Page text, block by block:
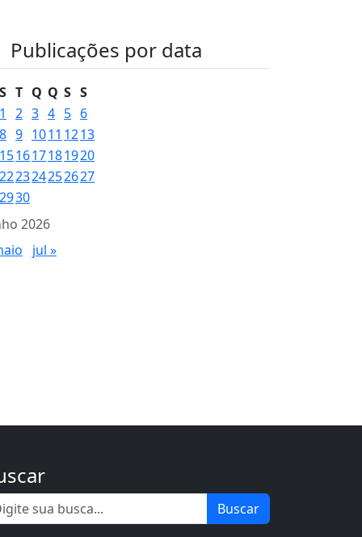
Publicações por data
2026
S T Q Q S S
1
2 3 4 5 6
8 9 1011 1213
151617181920
222324252627
2930
jul »
Buscar